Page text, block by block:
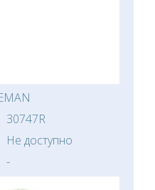
30747R
Не доступно
-